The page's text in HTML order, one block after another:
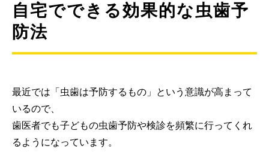
自宅でできる効果的な虫歯予
防法
最近では「虫歯は予防するもの」という意識が高まって
いるので、
歯医者でも子どもの虫歯予防や検診を頻繁に行ってくれ
るようになっています。